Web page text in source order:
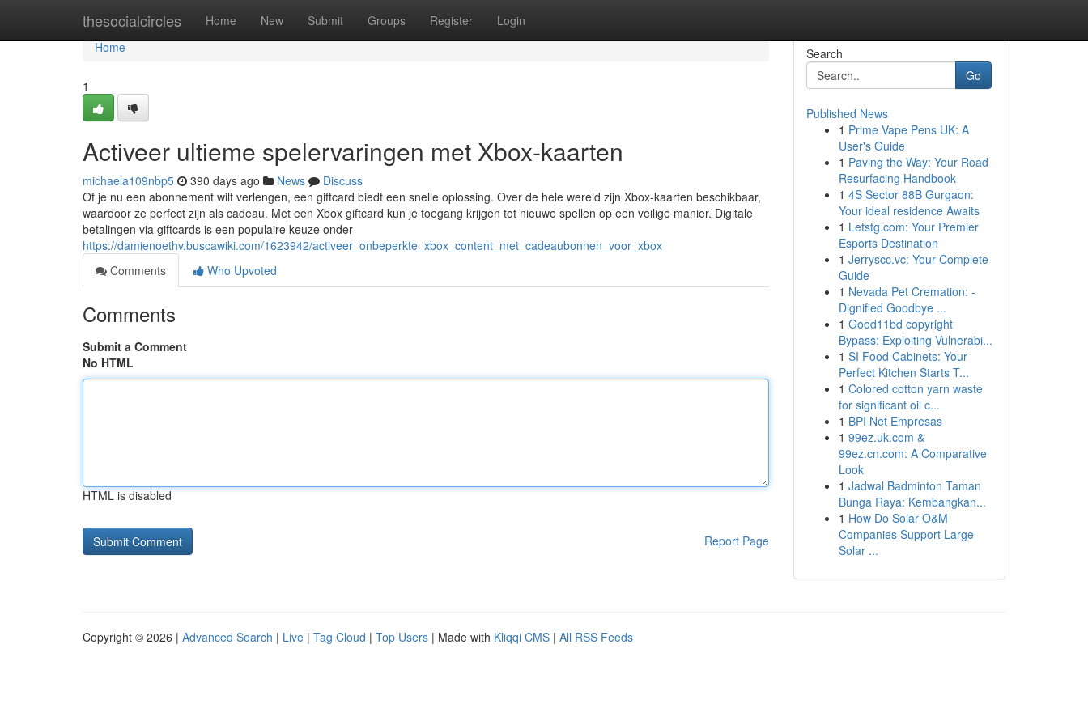
thesocialcircles Home New Submit Groups Register Login
Home
Home
1
Activeer ultieme spelervaringen met Xbox-kaarten
michaela109nbp5 390 days ago News
Discuss
Of je nu een abonnement wilt verlengen, een giftcard biedt een snelle oplossing. Over de hele wereld zijn Xbox-kaarten beschikbaar,
waardoor ze perfect zijn als cadeau. Met een Xbox giftcard kun je toegang krijgen tot nieuwe spellen op een veilige manier. Digitale
betalingen via giftcards is een populaire keuze onder
https://damienoethv.buscawiki.com/1623942/activeer_onbeperkte_xbox_content_met_cadeaubonnen_voor_xbox
Comments
Who Upvoted
Comments
Submit a Comment
No HTML
HTML is disabled
Report Page
Search
Go
Published News
1 Prime Vape Pens UK: A
User's Guide
1 Paving the Way: Your Road
Resurfacing Handbook
1 4S Sector 88B Gurgaon:
Your ideal residence Awaits
1 Letstg.com: Your Premier
Esports Destination
1 Jerryscc.vc: Your Complete
Guide
1 Nevada Pet Cremation: -
Dignified Goodbye ...
1 Good11bd copyright
Bypass: Exploiting Vulnerabi...
1 SI Food Cabinets: Your
Perfect Kitchen Starts T...
1 Colored cotton yarn waste
for significant oil c...
1 BPI Net Empresas
1 99ez.uk.com &
99ez.cn.com: A Comparative
Look
1 Jadwal Badminton Taman
Bunga Raya: Kembangkan...
1 How Do Solar O&M
Companies Support Large
Solar ...
Copyright © 2026 | Advanced Search | Live | Tag Cloud | Top Users | Made with Kliqqi CMS | All RSS Feeds